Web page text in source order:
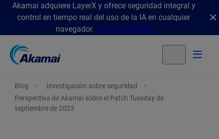
Akamai adquiere LayerX y ofrece seguridad integral y
control en tiempo real del uso de la IA en cualquier
navegador. Obtener detalles
Blog
Investigación sobre seguridad
Perspectiva de Akamai sobre el Patch Tuesday de
septiembre de 2023